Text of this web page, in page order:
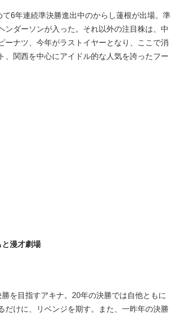
6年連続準決勝進出中のからし蓮根が出場。準
ンダーソンが入った。それ以外の注目株は、中
ーナツ、今年がラストイヤーとなり、ここで消
、関西を中心にアイドル的な人気を誇ったフー
漫才劇場
を目指すアキナ。20年の決勝では自他ともに
だけに、リベンジを期す。また、一昨年の決勝